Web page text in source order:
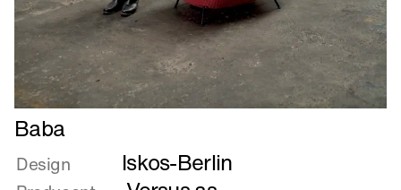
Læs
mere
om
Baba
Baba
Design Iskos-Berlin